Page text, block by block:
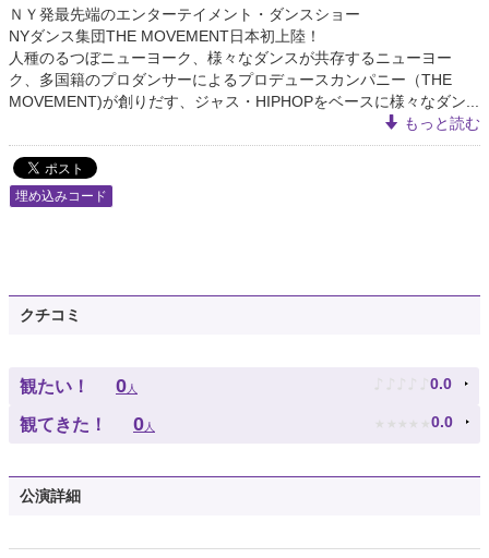
ＮＹ発最先端のエンターテイメント・ダンスショー
NYダンス集団THE MOVEMENT日本初上陸！
人種のるつぼニューヨーク、様々なダンスが共存するニューヨー
ク、多国籍のプロダンサーによるプロデュースカンパニー（THE
MOVEMENT)が創りだす、ジャス・HIPHOPをベースに様々なダン...
もっと読む
埋め込みコード
クチコミ
観たい！ 0人 ♪ ♪ ♪ ♪ ♪ 0.0
観てきた！ 0人 ★ ★ ★ ★ ★ 0.0
公演詳細